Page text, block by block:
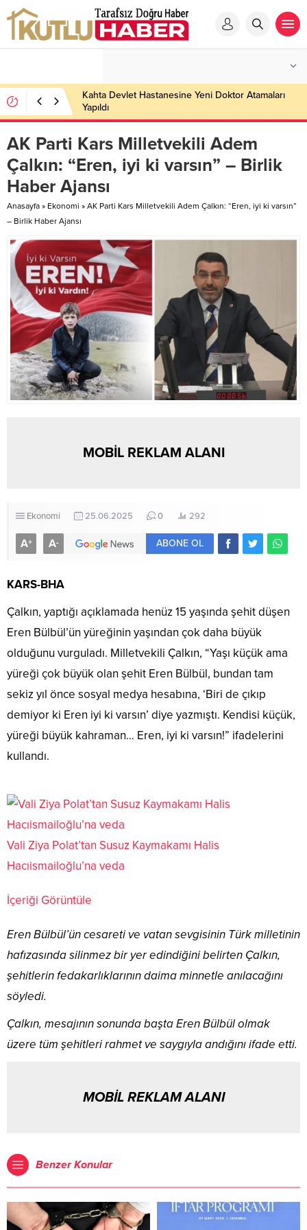
Kahta Devlet Hastanesine Yeni Doktor Atamaları
Yapıldı
AK Parti Kars Milletvekili Adem
Çalkın: “Eren, iyi ki varsın” – Birlik
Haber Ajansı
Anasayfa » Ekonomi » AK Parti Kars Milletvekili Adem Çalkın: “Eren, iyi ki varsın”
– Birlik Haber Ajansı
MOBİL REKLAM ALANI
Ekonomi 25.06.2025 0 292
A+ A- ABONE OL
KARS-BHA
Çalkın, yaptığı açıklamada henüz 15 yaşında şehit düşen
Eren Bülbül’ün yüreğinin yaşından çok daha büyük
olduğunu vurguladı. Milletvekili Çalkın, “Yaşı küçük ama
yüreği çok büyük olan şehit Eren Bülbül, bundan tam
sekiz yıl önce sosyal medya hesabına, ‘Biri de çıkıp
demiyor ki Eren iyi ki varsın’ diye yazmıştı. Kendisi küçük,
yüreği büyük kahraman… Eren, iyi ki varsın!” ifadelerini
kullandı.
Vali Ziya Polat’tan Susuz Kaymakamı Halis
Hacıismailoğlu’na veda
İçeriği Görüntüle
Eren Bülbül’ün cesareti ve vatan sevgisinin Türk milletinin
hafızasında silinmez bir yer edindiğini belirten Çalkın,
şehitlerin fedakarlıklarının daima minnetle anılacağını
söyledi.
Çalkın, mesajının sonunda başta Eren Bülbül olmak
üzere tüm şehitleri rahmet ve saygıyla andığını ifade etti.
MOBİL REKLAM ALANI
Benzer Konular